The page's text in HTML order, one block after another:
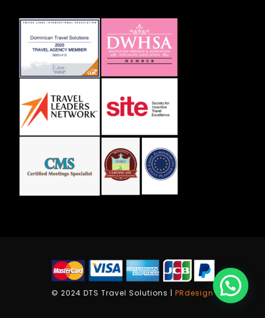
© 2024 DTS Travel Solutions | PRdesign